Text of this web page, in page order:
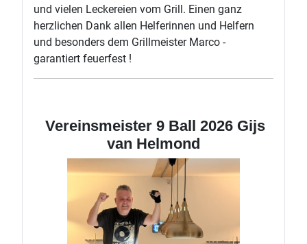
und vielen Leckereien vom Grill. Einen ganz
herzlichen Dank allen Helferinnen und Helfern
und besonders dem Grillmeister Marco -
garantiert feuerfest !
Vereinsmeister 9 Ball 2026 Gijs
van Helmond